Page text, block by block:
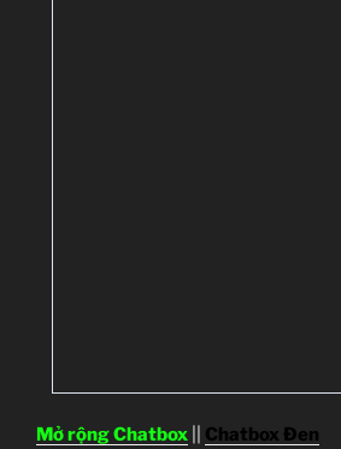
Mở rộng Chatbox Chatbox Đen